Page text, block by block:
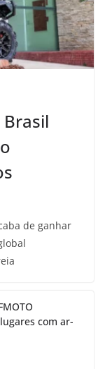
de ganhar
com ar-